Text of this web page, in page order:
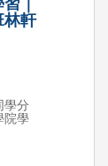
林軒
學分
院學